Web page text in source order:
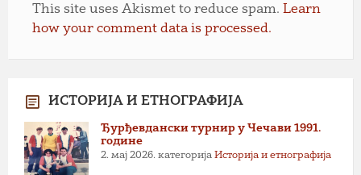
This site uses Akismet to reduce spam. Learn
how your comment data is processed.
ИСТОРИЈА И ЕТНОГРАФИЈА
Ђурђевдански турнир у Чечави 1991.
године
2. мај 2026. категорија Историја и етнографија